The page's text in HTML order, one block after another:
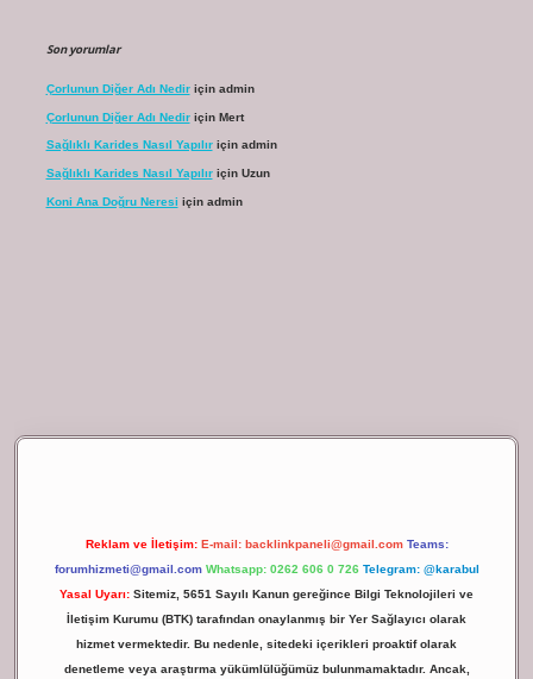
Son yorumlar
Çorlunun Diğer Adı Nediriçin admin
Çorlunun Diğer Adı Nediriçin Mert
Sağlıklı Karides Nasıl Yapılıriçin admin
Sağlıklı Karides Nasıl Yapılıriçin Uzun
Koni Ana Doğru Neresi için admin
Reklam ve İletişim: E-mail: backlinkpaneli@gmail.com Teams:
forumhizmeti@gmail.com Whatsapp: 0262 606 0 726 Telegram: @karabul
Yasal Uyarı: Sitemiz, 5651 Sayılı Kanun gereğince Bilgi Teknolojileri ve
İletişim Kurumu (BTK) tarafından onaylanmış bir Yer Sağlayıcı olarak
hizmet vermektedir. Bu nedenle, sitedeki içerikleri proaktif olarak
denetleme veya araştırma yükümlülüğümüz bulunmamaktadır. Ancak,